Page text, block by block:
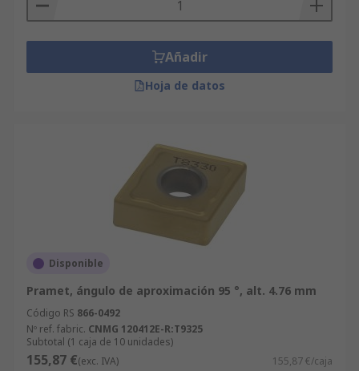
Añadir
Hoja de datos
Disponible
Pramet, ángulo de aproximación 95 °, alt. 4.76 mm
Código RS 866-0492
Nº ref. fabric. CNMG 120412E-R:T9325
Subtotal (1 caja de 10 unidades)
155,87 €(exc. IVA) 155,87 €/caja